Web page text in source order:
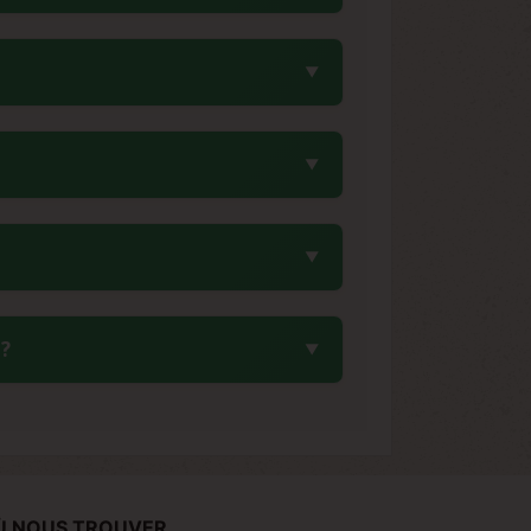
historique. Cette génétique a été
et durables. Ces niveaux de
faible. Évitez les variations de
les standards de cette famille